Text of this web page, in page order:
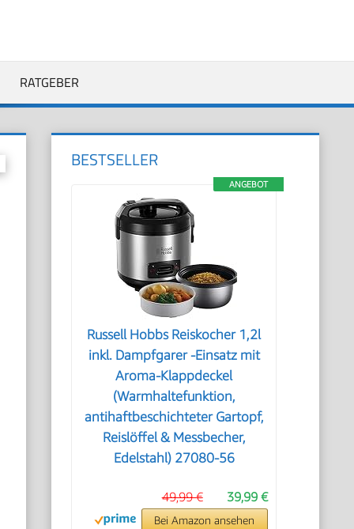
RATGEBER
BESTSELLER
ANGEBOT
Russell Hobbs Reiskocher 1,2l
inkl. Dampfgarer -Einsatz mit
Aroma-Klappdeckel
(Warmhaltefunktion,
antihaftbeschichteter Gartopf,
Reislöffel & Messbecher,
Edelstahl) 27080-56
39,99 €
49,99 €
Bei Amazon ansehen